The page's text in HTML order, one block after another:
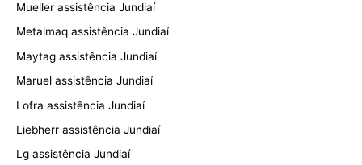
Mueller assistência Jundiaí
Metalmaq assistência Jundiaí
Maytag assistência Jundiaí
Maruel assistência Jundiaí
Lofra assistência Jundiaí
Liebherr assistência Jundiaí
Lg assistência Jundiaí